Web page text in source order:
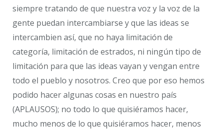
siempre tratando de que nuestra voz y la voz de la
gente puedan intercambiarse y que las ideas se
intercambien así, que no haya limitación de
categoría, limitación de estrados, ni ningún tipo de
limitación para que las ideas vayan y vengan entre
todo el pueblo y nosotros. Creo que por eso hemos
podido hacer algunas cosas en nuestro país
(APLAUSOS); no todo lo que quisiéramos hacer,
mucho menos de lo que quisiéramos hacer, menos